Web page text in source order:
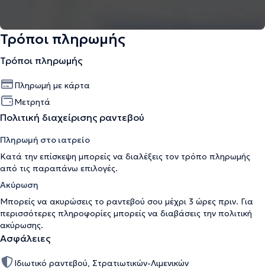
Τρόποι πληρωμής
Τρόποι πληρωμής
Πληρωμή με κάρτα
Μετρητά
Πολιτική διαχείρισης ραντεβού
Πληρωμή στο ιατρείο
Κατά την επίσκεψη μπορείς να διαλέξεις τον τρόπο πληρωμής
από τις παραπάνω επιλογές.
Ακύρωση
Μπορείς να ακυρώσεις το ραντεβού σου μέχρι 3 ώρες πριν. Για
περισσότερες πληροφορίες μπορείς να διαβάσεις την πολιτική
ακύρωσης.
Ασφάλειες
Ιδιωτικό ραντεβού, Στρατιωτικών-Λιμενικών